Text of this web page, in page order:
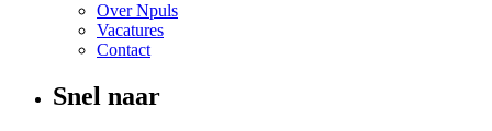
Over Npuls
Vacatures
Contact
Snel naar